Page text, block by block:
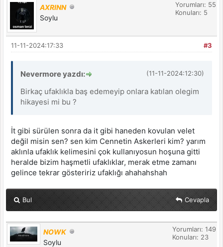
AXRINN
Soylu
Yorumları: 55
Konuları: 5
#3
11-11-2024:17:33
(11-11-2024:12:30)
Nevermore yazdı:
Birkaç ufaklıkla baş edemeyip onlara katılan olegim
hikayesi mi bu ?
İt gibi sürülen sonra da it gibi haneden kovulan velet
değil misin sen? sen kim Cennetin Askerleri kim? yarım
aklınla ufaklık kelimesini çok kullanıyosun hoşuna gitti
heralde bizim haşmetli ufaklıklar, merak etme zamanı
gelince tekrar gösteririz ufaklığı ahahahshah
Bul Cevapla
NOWK
Soylu
Yorumları: 149
Konuları: 23